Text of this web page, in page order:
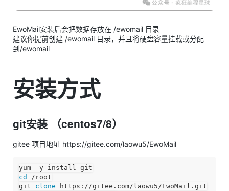
EwoMail安装后会把数据存放在 /ewomail 目录
建议你提前创建 /ewomail 目录，并且将硬盘容量挂载或分配
到/ewomail
安装方式
git安装 （centos7/8）
gitee 项目地址 https://gitee.com/laowu5/EwoMail
yum -y install git
cd
/root
git clone https://gitee.com/laowu5/EwoMail.git